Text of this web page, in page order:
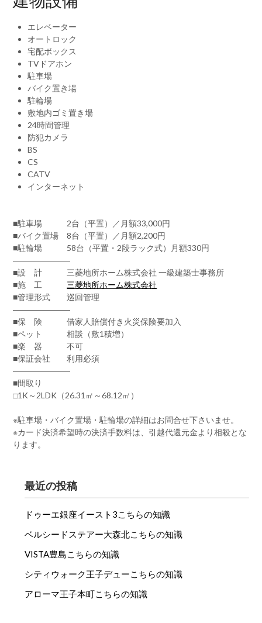
エレベーター
オートロック
宅配ボックス
TVドアホン
駐車場
バイク置き場
駐輪場
敷地内ゴミ置き場
24時間管理
防犯カメラ
BS
CS
CATV
インターネット
■駐車場 2台（平置）／月額33,000円
■バイク置場 8台（平置）／月額2,200円
■駐輪場 58台（平置・2段ラック式）月額330円
―――――――
■設 計 三菱地所ホーム株式会社 一級建築士事務所
■施 工 三菱地所ホーム株式会社
■管理形式 巡回管理
―――――――
■保 険 借家人賠償付き火災保険要加入
■ペット 相談（敷1積増）
■楽 器 不可
■保証会社 利用必須
―――――――
■間取り
□1K～2LDK（26.31㎡～68.12㎡）
※駐車場・バイク置場・駐輪場の詳細はお問合せ下さいませ。
※カード決済希望時の決済手数料は、引越代還元金より相殺とな
ります。
最近の投稿
ドゥーエ銀座イースト3こちらの知識
ベルシードステアー大森北こちらの知識
VISTA豊島こちらの知識
シティウォーク王子デューこちらの知識
アローマ王子本町こちらの知識